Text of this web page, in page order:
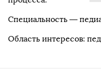
Специальность —
Область интересов: